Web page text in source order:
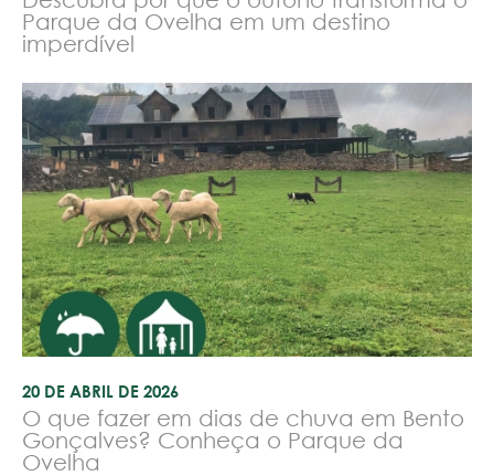
Parque da Ovelha em um destino
imperdível
20 DE ABRIL DE 2026
O que fazer em dias de chuva em Bento
Gonçalves? Conheça o Parque da
Ovelha